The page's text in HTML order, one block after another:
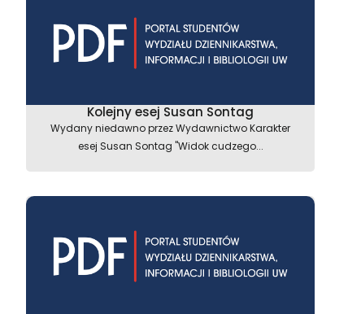
Kolejny esej Susan Sontag
Wydany niedawno przez Wydawnictwo Karakter
esej Susan Sontag "Widok cudzego...